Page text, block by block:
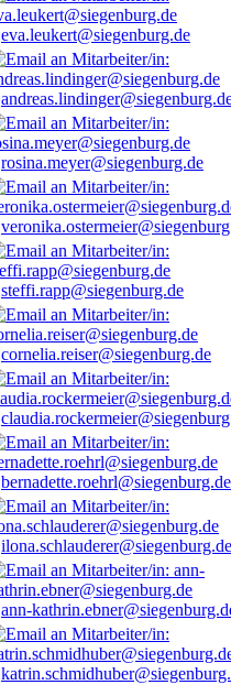
eva.leukert@siegenburg.de
rosina.meyer@siegenburg.de
steffi.rapp@siegenburg.de
cornelia.reiser@siegenburg.de
bernadette.roehrl@siegenburg.de
ilona.schlauderer@siegenburg.de
ann-